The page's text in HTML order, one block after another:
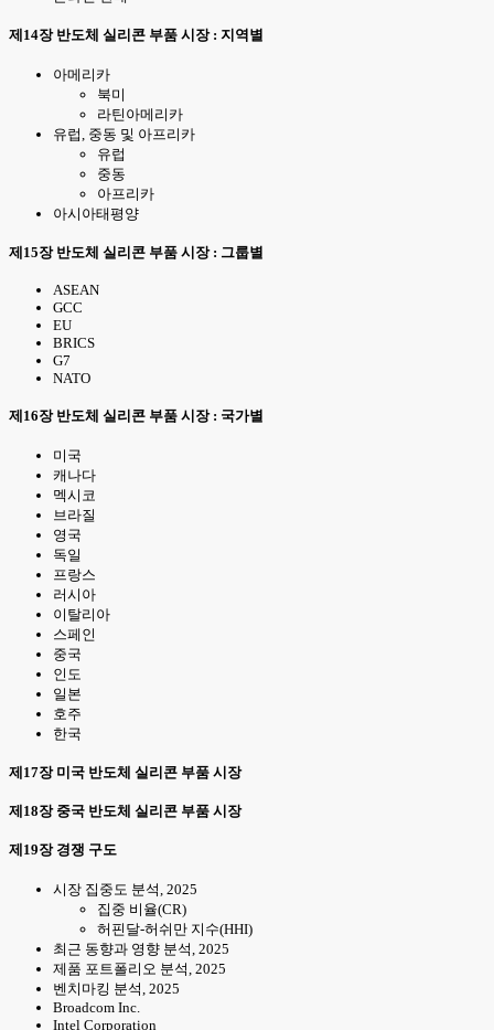
제14장 반도체 실리콘 부품 시장 : 지역별
아메리카
북미
라틴아메리카
유럽, 중동 및 아프리카
유럽
중동
아프리카
아시아태평양
제15장 반도체 실리콘 부품 시장 : 그룹별
ASEAN
GCC
EU
BRICS
G7
NATO
제16장 반도체 실리콘 부품 시장 : 국가별
미국
캐나다
멕시코
브라질
영국
독일
프랑스
러시아
이탈리아
스페인
중국
인도
일본
호주
한국
제17장 미국 반도체 실리콘 부품 시장
제18장 중국 반도체 실리콘 부품 시장
제19장 경쟁 구도
시장 집중도 분석, 2025
집중 비율(CR)
허핀달-허쉬만 지수(HHI)
최근 동향과 영향 분석, 2025
제품 포트폴리오 분석, 2025
벤치마킹 분석, 2025
Broadcom Inc.
Intel Corporation